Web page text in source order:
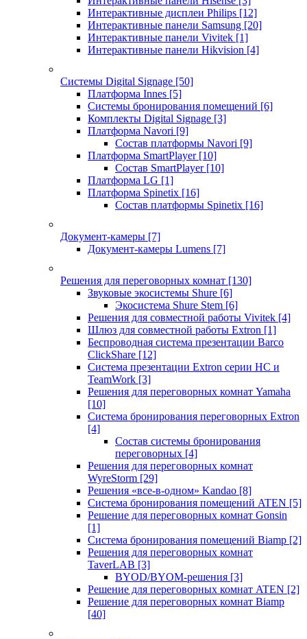
Интерактивные дисплеи Philips [12]
Интерактивные панели Samsung [20]
Интерактивные панели Vivitek [1]
Интерактивные панели Hikvision [4]
Системы Digital Signage [50]
Платформа Innes [5]
Системы бронирования помещений [6]
Комплекты Digital Signage [3]
Платформа Navori [9]
Состав платформы Navori [9]
Платформа SmartPlayer [10]
Состав SmartPlayer [10]
Платформа LG [1]
Платформа Spinetix [16]
Состав платформы Spinetix [16]
Документ-камеры [7]
Документ-камеры Lumens [7]
Решения для переговорных комнат [130]
Звуковые экосистемы Shure [6]
Экосистема Shure Stem [6]
Решения для совместной работы Vivitek [4]
Шлюз для совместной работы Extron [1]
Беспроводная система презентации Barco
ClickShare [12]
Система презентации Extron серии HC и
TeamWork [3]
Решения для переговорных комнат Yamaha
[10]
Система бронирования переговорных Extron
[4]
Состав системы бронирования
переговорных [4]
Решения для переговорных комнат
WyreStorm [29]
Решения «все-в-одном» Kandao [8]
Система бронирования помещений ATEN [5]
Решение для переговорных комнат Gonsin
[1]
Система бронирования помещений Biamp [2]
Решения для переговорных комнат
TaverLAB [3]
BYOD/BYOM-решения [3]
Решение для переговорных комнат ATEN [2]
Решение для переговорных комнат Biamp
[40]